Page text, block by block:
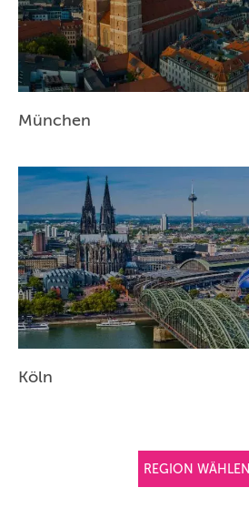
München
Köln
REGION WÄHLEN